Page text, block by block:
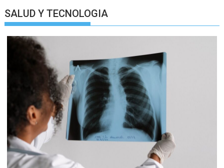
SALUD Y TECNOLOGIA